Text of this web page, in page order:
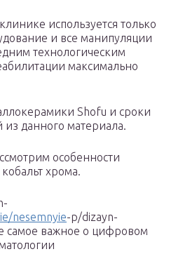
используется только
и все манипуляции
технологическим
максимально
Shofu и сроки
из данного материала.
особенности
хрома.
nesemnyie-p/dizayn-
самое важное о цифровом